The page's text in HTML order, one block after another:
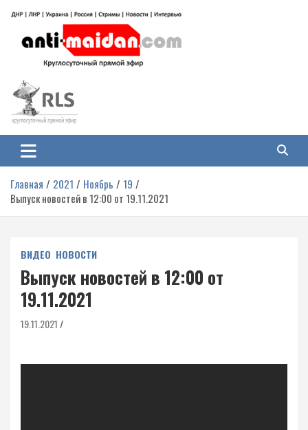
содержимому
Антимайдан: Гражданская война
на Украине
гражданской войне на Украине, включая события в Новороссии, ДНР,
ЛНР и других регионах.
Главная 2021 Ноябрь
19
Выпуск новостей в 12:00 от 19.11.2021
ВИДЕО НОВОСТИ
Выпуск новостей в 12:00 от
19.11.2021
19.11.2021